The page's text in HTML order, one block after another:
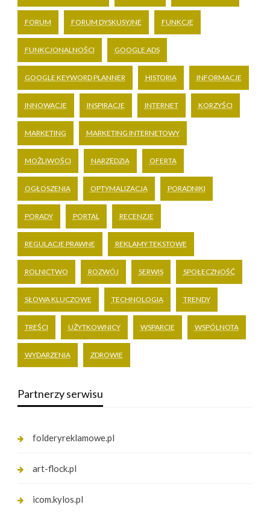
FORUM FORUM DYSKUSYJNE FUNKCJE
FUNKCJONALNOŚCI GOOGLE ADS
GOOGLE KEYWORD PLANNER HISTORIA INFORMACJE
INNOWACJE INSPIRACJE INTERNET KORZYŚCI
MARKETING MARKETING INTERNETOWY
MOŻLIWOŚCI NARZĘDZIA OFERTA
OGŁOSZENIA OPTYMALIZACJA PORADNIKI
PORADY PORTAL RECENZJE
REGULACJE PRAWNE REKLAMY TEKSTOWE
ROLNICTWO ROZWÓJ SERWIS SPOŁECZNOŚĆ
SŁOWA KLUCZOWE TECHNOLOGIA TRENDY
TREŚCI UŻYTKOWNICY WSPARCIE WSPÓLNOTA
WYDARZENIA ZDROWIE
Partnerzy serwisu
folderyreklamowe.pl
art-flock.pl
icom.kylos.pl